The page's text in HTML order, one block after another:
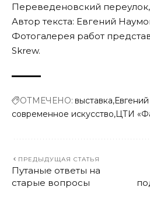
Переведеновский переулок,
Автор текста: Евгений
Фотогалерея работ
Skrew.
ОТМЕЧЕНО: выставка
современное искусство ЦТИ
ПРЕДЫДУЩАЯ СТАТЬЯ
Путаные ответы на
старые вопросы